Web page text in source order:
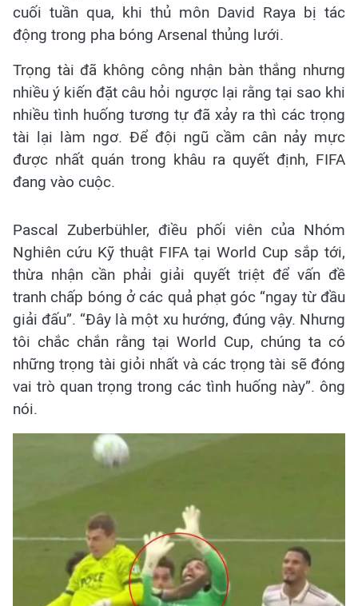
cuối tuần qua, khi thủ môn David Raya bị tác
động trong pha bóng Arsenal thủng lưới.
Trọng tài đã không công nhận bàn thắng nhưng
nhiều ý kiến đặt câu hỏi ngược lại rằng tại sao khi
nhiều tình huống tương tự đã xảy ra thì các trọng
tài lại làm ngơ. Để đội ngũ cầm cân nảy mực
được nhất quán trong khâu ra quyết định, FIFA
đang vào cuộc.
Pascal Zuberbühler, điều phối viên của Nhóm
Nghiên cứu Kỹ thuật FIFA tại World Cup sắp tới,
thừa nhận cần phải giải quyết triệt để vấn đề
tranh chấp bóng ở các quả phạt góc “ngay từ đầu
giải đấu”. “Đây là một xu hướng, đúng vậy. Nhưng
tôi chắc chắn rằng tại World Cup, chúng ta có
những trọng tài giỏi nhất và các trọng tài sẽ đóng
vai trò quan trọng trong các tình huống này”. ông
nói.